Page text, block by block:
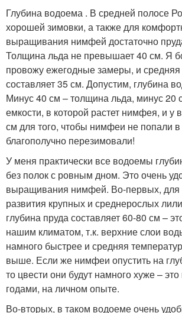
Глубина водоема . В средней полосе
хорошей зимовки, а также для
выращивания нимфей достаточно
Толщина льда не превышает 40 см. Я
провожу ежегодные замеры, и
составляет 35 см. Допустим, глубина
Минус 40 см – толщина льда, минус 20
емкости, в которой растет нимфея, и у
см для того, чтобы нимфеи не попали
благополучно перезимовали!
У меня практически все водоемы
без полок с ровным дном. Это очень
выращивания нимфей. Во-первых, для
развития крупных и среднерослых
глубина пруда составляет 60-80 см –
нашим климатом, т.к. верхние слои
намного быстрее и средняя
выше. Если же нимфеи опустить на
то цвести они будут намного хуже –
годами, на личном опыте.
Во-вторых, в таком водоеме очень